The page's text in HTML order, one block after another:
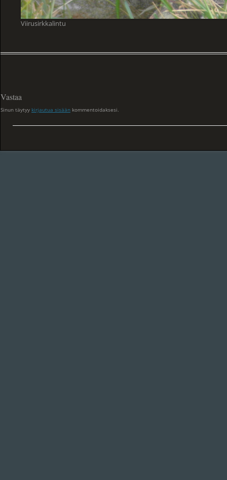
Viirusirkkalintu
Vastaa
Sinun täytyy kirjautua sisään kommentoidaksesi.